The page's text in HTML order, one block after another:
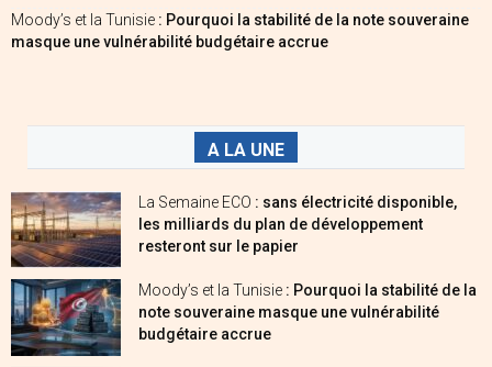
Moody’s et la Tunisie : Pourquoi la stabilité de la note souveraine
masque une vulnérabilité budgétaire accrue
A LA UNE
La Semaine ECO : sans électricité disponible,
les milliards du plan de développement
resteront sur le papier
Moody’s et la Tunisie : Pourquoi la stabilité de la
note souveraine masque une vulnérabilité
budgétaire accrue